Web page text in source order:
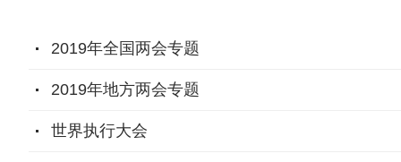
2019年全国两会专题
2019年地方两会专题
世界执行大会